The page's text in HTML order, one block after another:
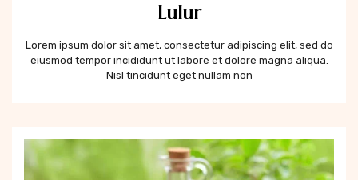
Lulur
Lorem ipsum dolor sit amet, consectetur adipiscing elit, sed do
eiusmod tempor incididunt ut labore et dolore magna aliqua.
Nisl tincidunt eget nullam non